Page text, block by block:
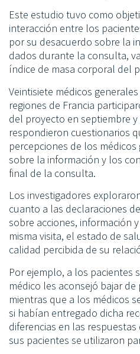
Este estudio tuvo como
interacción entre los
por su desacuerdo sobre la
dados durante la consulta,
índice de masa corporal del
Veintisiete médicos
regiones de Francia
del proyecto en septiembre
respondieron cuestionarios
percepciones de los
sobre la información y los
final de la consulta.
Los investigadores
cuanto a las declaraciones
sobre acciones, información
misma visita, el estado de
calidad percibida de su
Por ejemplo, a los pacientes
médico les aconsejó bajar
mientras que a los médicos
si habían entregado dicha
diferencias en las
sus pacientes se utilizaron